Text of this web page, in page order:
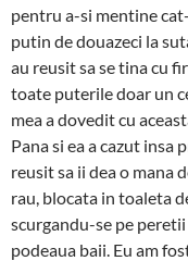
pentru a-si mentine
putin de douazeci la
au reusit sa se tina cu
toate puterile doar un
mea a dovedit cu
Pana si ea a cazut insa
reusit sa ii dea o mana
rau, blocata in toaleta
scurgandu-se pe
podeaua baii. Eu am